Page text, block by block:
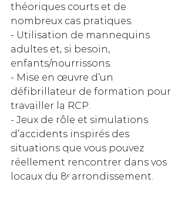
théoriques courts et de
nombreux cas pratiques.
- Utilisation de mannequins
adultes et, si besoin,
enfants/nourrissons.
- Mise en œuvre d’un
défibrillateur de formation pour
travailler la RCP.
- Jeux de rôle et simulations
d’accidents inspirés des
situations que vous pouvez
réellement rencontrer dans vos
locaux du 8ᵉ arrondissement.